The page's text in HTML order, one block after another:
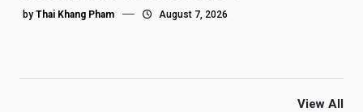
by Thai Khang Pham August 7, 2026
View All